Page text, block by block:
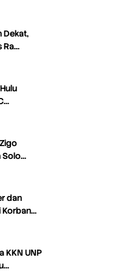
Dekat,
Ra…
Solo…
dan
Korban…
KKN UNP